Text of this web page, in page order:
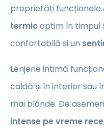
proprietăți
termicoptim în timpul
confortabilă și un
Lenjerie intimă
caldă și în interior sau
mai blânde. De
intense pe vreme rece